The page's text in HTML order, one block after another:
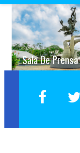
Gestión
Mesa de Ayuda
Desprendible
Desprendible
Expedición de
Capacitación
Elección de